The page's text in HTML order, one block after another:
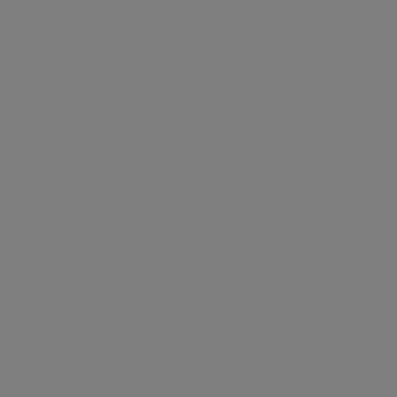
badekar og massage badekar.
og justerbare fødder. Alle karrene er
med glasfiber for ekstra stabilitet.
love at du finder det i Trademax sortiment fra